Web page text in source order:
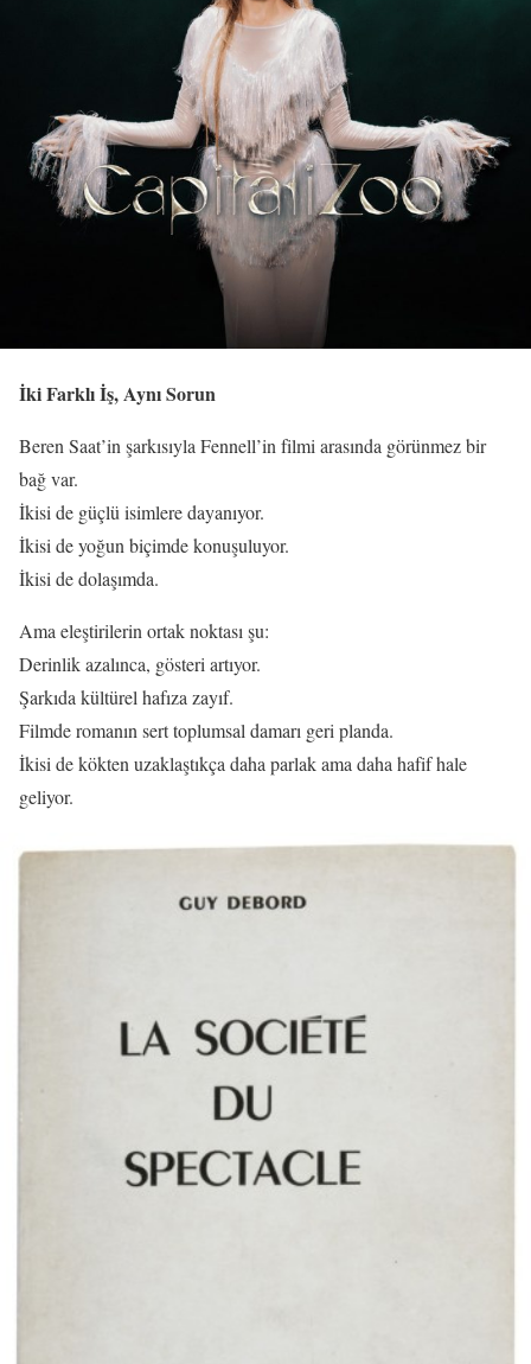
İki Farklı İş, Aynı Sorun
Beren Saat’in şarkısıyla Fennell’in filmi arasında görünmez bir
bağ var.
İkisi de güçlü isimlere dayanıyor.
İkisi de yoğun biçimde konuşuluyor.
İkisi de dolaşımda.
Ama eleştirilerin ortak noktası şu:
Derinlik azalınca, gösteri artıyor.
Şarkıda kültürel hafıza zayıf.
Filmde romanın sert toplumsal damarı geri planda.
İkisi de kökten uzaklaştıkça daha parlak ama daha hafif hale
geliyor.